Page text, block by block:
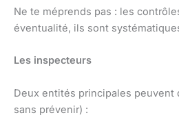
Ne te méprends pas : les
éventualité, ils sont
Les inspecteurs
Deux entités principales peuvent
sans prévenir) :